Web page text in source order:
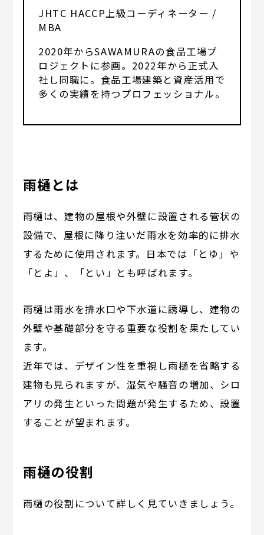
JHTC HACCP上級コーディネーター /
MBA
2020年からSAWAMURAの食品工場プ
ロジェクトに参画。2022年から正式入
社し同職に。食品工場建築と資産活用で
多くの実績を持つプロフェッショナル。
雨樋とは
雨樋は、建物の屋根や外壁に設置される管状の
設備で、屋根に降り注いだ雨水を効率的に排水
するために使用されます。日本では「とゆ」や
「とよ」、「とい」とも呼ばれます。
雨樋は雨水を排水口や下水道に誘導し、建物の
外壁や基礎部分を守る重要な役割を果たしてい
ます。
近年では、デザイン性を重視し雨樋を省略する
建物も見られますが、湿気や騒音の増加、シロ
アリの発生といった問題が発生するため、設置
することが望まれます。
雨樋の役割
雨樋の役割について詳しく見ていきましょう。